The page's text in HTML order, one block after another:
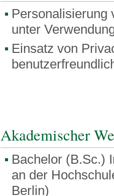
Personalisierung
unter
Einsatz von
Akademischer
Bachelor (B.Sc.)
an der
Berlin)